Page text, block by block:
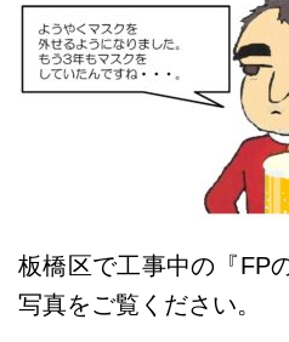
板橋区で工事中の『
写真をご覧ください。